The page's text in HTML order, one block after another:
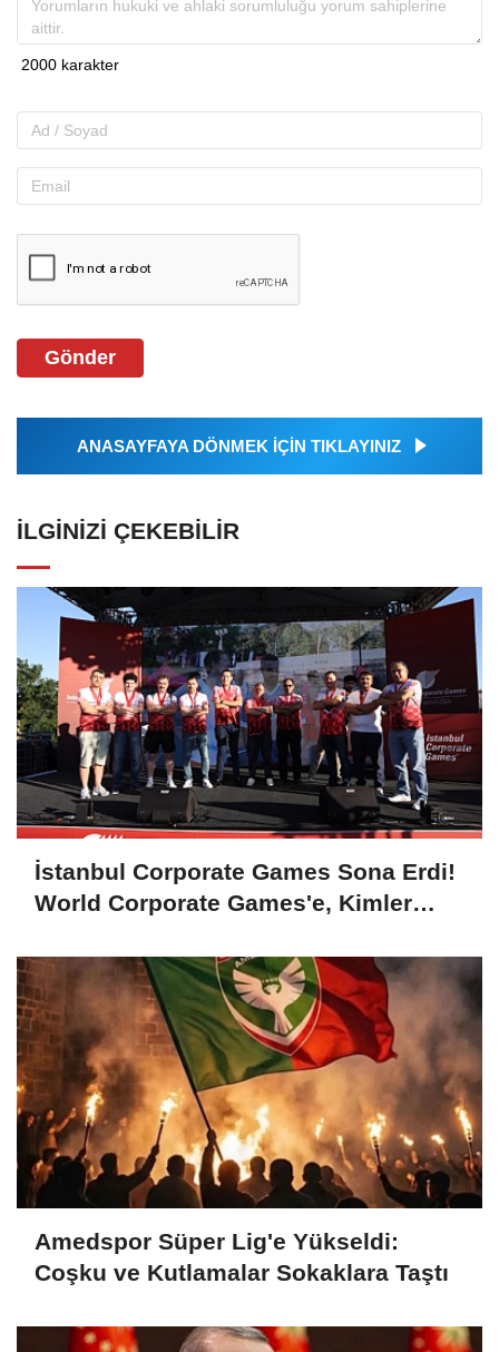
Gönder
ANASAYFAYA DÖNMEK İÇİN TIKLAYINIZ
İLGINIZI ÇEKEBILIR
İstanbul Corporate Games Sona Erdi!
World Corporate Games'e, Kimler
Amedspor Süper Lig'e Yükseldi:
Coşku ve Kutlamalar Sokaklara Taştı